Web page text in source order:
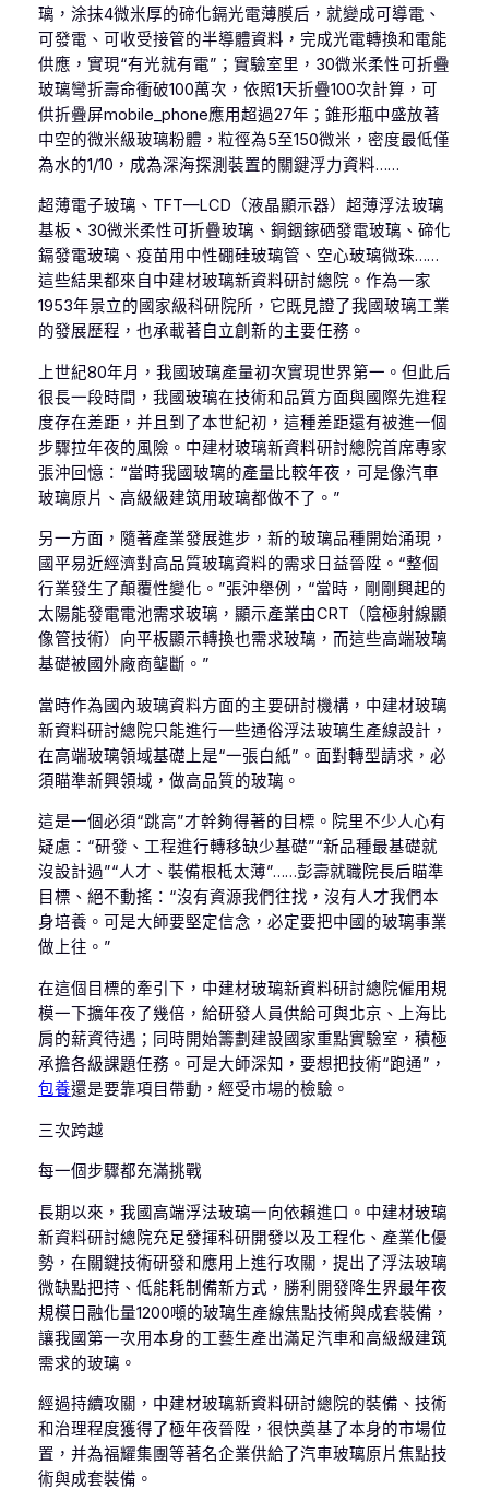
璃，涂抹4微米厚的碲化鎘光電薄膜后，就變成可導電、
可發電、可收受接管的半導體資料，完成光電轉換和電能
供應，實現“有光就有電”；實驗室里，30微米柔性可折疊
玻璃彎折壽命衝破100萬次，依照1天折疊100次計算，可
供折疊屏mobile_phone應用超過27年；錐形瓶中盛放著
中空的微米級玻璃粉體，粒徑為5至150微米，密度最低僅
為水的1/10，成為深海探測裝置的關鍵浮力資料……
超薄電子玻璃、TFT—LCD（液晶顯示器）超薄浮法玻璃
基板、30微米柔性可折疊玻璃、銅銦鎵硒發電玻璃、碲化
鎘發電玻璃、疫苗用中性硼硅玻璃管、空心玻璃微珠……
這些結果都來自中建材玻璃新資料研討總院。作為一家
1953年景立的國家級科研院所，它既見證了我國玻璃工業
的發展歷程，也承載著自立創新的主要任務。
上世紀80年月，我國玻璃產量初次實現世界第一。但此后
很長一段時間，我國玻璃在技術和品質方面與國際先進程
度存在差距，并且到了本世紀初，這種差距還有被進一個
步驟拉年夜的風險。中建材玻璃新資料研討總院首席專家
張沖回憶：“當時我國玻璃的產量比較年夜，可是像汽車
玻璃原片、高級級建筑用玻璃都做不了。”
另一方面，隨著產業發展進步，新的玻璃品種開始涌現，
國平易近經濟對高品質玻璃資料的需求日益晉陞。“整個
行業發生了顛覆性變化。”張沖舉例，“當時，剛剛興起的
太陽能發電電池需求玻璃，顯示產業由CRT（陰極射線顯
像管技術）向平板顯示轉換也需求玻璃，而這些高端玻璃
基礎被國外廠商壟斷。”
當時作為國內玻璃資料方面的主要研討機構，中建材玻璃
新資料研討總院只能進行一些通俗浮法玻璃生產線設計，
在高端玻璃領域基礎上是“一張白紙”。面對轉型請求，必
須瞄準新興領域，做高品質的玻璃。
這是一個必須“跳高”才幹夠得著的目標。院里不少人心有
疑慮：“研發、工程進行轉移缺少基礎”“新品種最基礎就
沒設計過”“人才、裝備根柢太薄”……彭壽就職院長后瞄準
目標、絕不動搖：“沒有資源我們往找，沒有人才我們本
身培養。可是大師要堅定信念，必定要把中國的玻璃事業
做上往。”
在這個目標的牽引下，中建材玻璃新資料研討總院僱用規
模一下擴年夜了幾倍，給研發人員供給可與北京、上海比
肩的薪資待遇；同時開始籌劃建設國家重點實驗室，積極
承擔各級課題任務。可是大師深知，要想把技術“跑通”，
包養還是要靠項目帶動，經受市場的檢驗。
三次跨越
每一個步驟都充滿挑戰
長期以來，我國高端浮法玻璃一向依賴進口。中建材玻璃
新資料研討總院充足發揮科研開發以及工程化、產業化優
勢，在關鍵技術研發和應用上進行攻關，提出了浮法玻璃
微缺點把持、低能耗制備新方式，勝利開發降生界最年夜
規模日融化量1200噸的玻璃生產線焦點技術與成套裝備，
讓我國第一次用本身的工藝生產出滿足汽車和高級級建筑
需求的玻璃。
經過持續攻關，中建材玻璃新資料研討總院的裝備、技術
和治理程度獲得了極年夜晉陞，很快奠基了本身的市場位
置，并為福耀集團等著名企業供給了汽車玻璃原片焦點技
術與成套裝備。